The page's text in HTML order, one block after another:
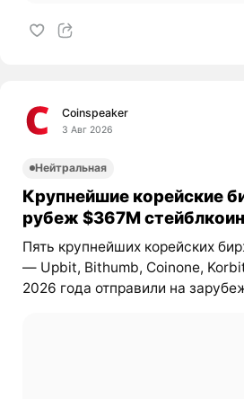
Coinspeaker
3 Авг 2026
Нейтральная
Крупнейшие корейские
рубеж $367M
Пять крупнейших корейских
— Upbit, Bithumb, Coinone,
2026 года отправили на